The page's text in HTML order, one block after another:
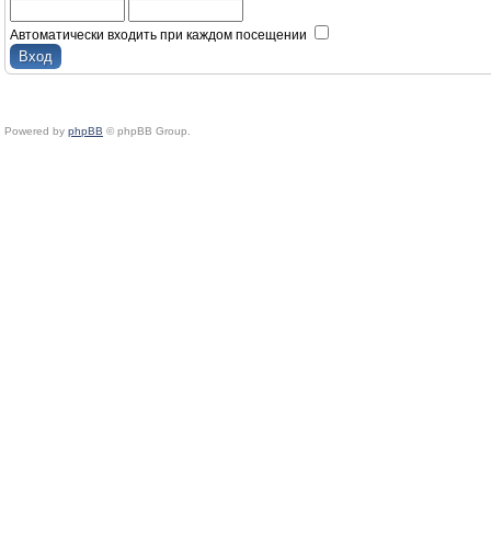
Автоматически входить при каждом посещении
Powered by phpBB © phpBB Group.